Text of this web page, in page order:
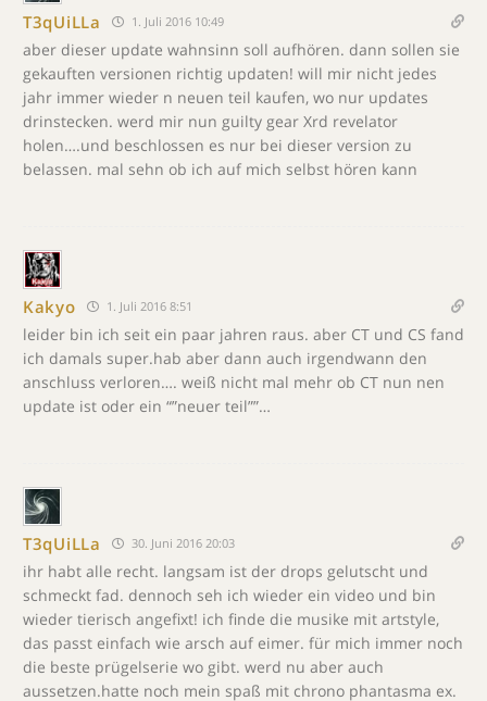
T3qUiLLa 1. Juli 2016 10:49
aber dieser update wahnsinn soll aufhören. dann sollen sie
gekauften versionen richtig updaten! will mir nicht jedes
jahr immer wieder n neuen teil kaufen, wo nur updates
drinstecken. werd mir nun guilty gear Xrd revelator
holen….und beschlossen es nur bei dieser version zu
belassen. mal sehn ob ich auf mich selbst hören kann
Kakyo 1. Juli 2016 8:51
leider bin ich seit ein paar jahren raus. aber CT und CS fand
ich damals super.hab aber dann auch irgendwann den
anschluss verloren…. weiß nicht mal mehr ob CT nun nen
update ist oder ein “”neuer teil””…
T3qUiLLa 30. Juni 2016 20:03
ihr habt alle recht. langsam ist der drops gelutscht und
schmeckt fad. dennoch seh ich wieder ein video und bin
wieder tierisch angefixt! ich finde die musike mit artstyle,
das passt einfach wie arsch auf eimer. für mich immer noch
die beste prügelserie wo gibt. werd nu aber auch
aussetzen.hatte noch mein spaß mit chrono phantasma ex.